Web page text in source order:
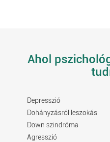
Ahol
Depresszió
Dohányzásról leszokás
Down szindróma
Agresszió